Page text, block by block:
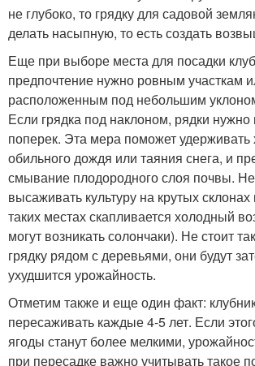
не глубоко, то грядку для садовой
делать насыпную, то есть создать
Еще при выборе места для посадки
предпочтение нужно ровным участкам
расположенным под небольшим
Если грядка под наклоном, рядки
поперек. Эта мера поможет
обильного дождя или таяния снега, и
смывание плодородного слоя почвы.
высаживать культуру на крутых
таких местах скапливается холодный
могут возникать солончаки). Не стоит
грядку рядом с деревьями, они будут
ухудшится урожайность.
Отметим также и еще один факт:
пересаживать каждые 4-5 лет. Если
ягоды станут более мелкими,
при пересадке важно учитывать такое